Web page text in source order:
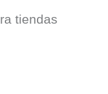
tiendas